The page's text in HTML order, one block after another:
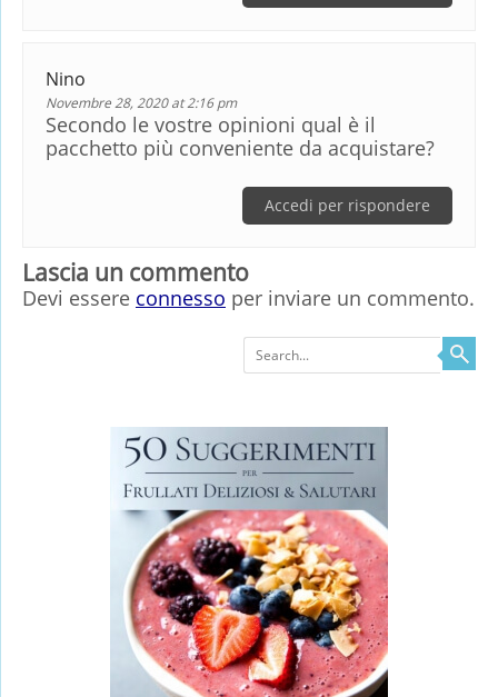
Nino
Novembre 28, 2020 at 2:16 pm
Secondo le vostre opinioni qual è il
pacchetto più conveniente da acquistare?
Accedi per rispondere
Lascia un commento
Devi essere connesso per inviare un commento.
Search